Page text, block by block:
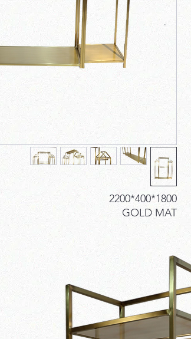
1800*400*2200
GOLD MAT